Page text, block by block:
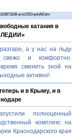
erid:2SDnjehADdm
катания в
а у нас на льду
свежо и комфортно.
сменить зной на
активно!
и в Крыму, и в
полноценный
комплекс на
Краснодарского края